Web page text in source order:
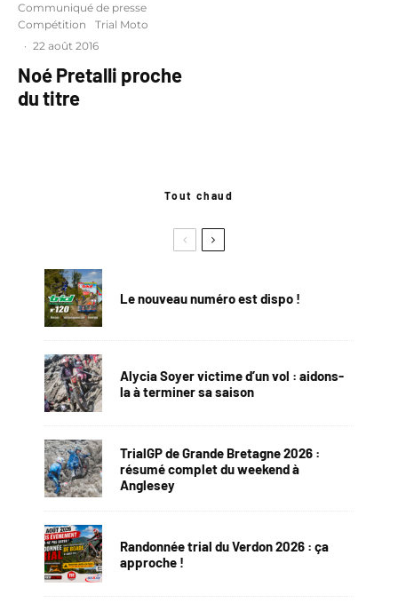
Communiqué de presse
Compétition
Trial Moto
· 22 août 2016
Noé Pretalli proche
du titre
Tout chaud
Le nouveau numéro est dispo !
Alycia Soyer victime d’un vol : aidons-
la à terminer sa saison
TrialGP de Grande Bretagne 2026 :
résumé complet du weekend à
Anglesey
Randonnée trial du Verdon 2026 : ça
approche !